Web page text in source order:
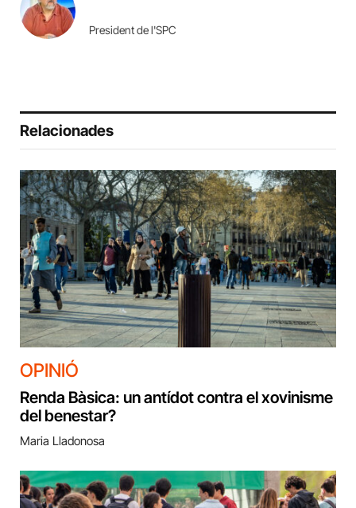
President de l'SPC
Relacionades
OPINIÓ
Renda Bàsica: un antídot contra el xovinisme
del benestar?
Maria Lladonosa